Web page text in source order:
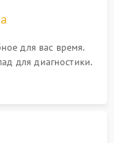
для вас время.
для диагностики.